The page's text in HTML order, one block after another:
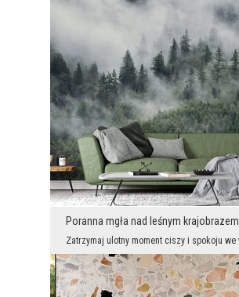
Poranna mgła nad leśnym krajobrazem